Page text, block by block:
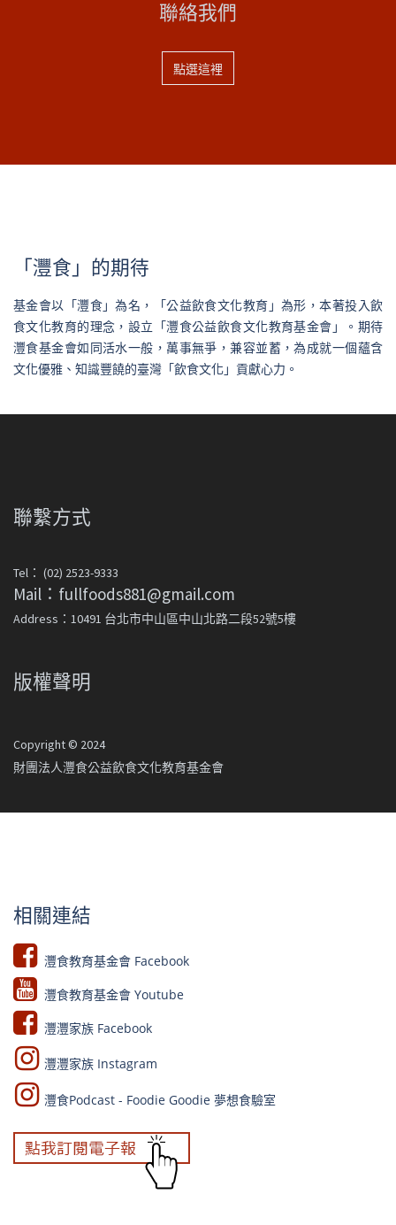
聯絡我們
點選這裡
「灃食」的期待
基金會以「灃食」為名，「公益飲食文化教育」為形，本著投入飲
食文化教育的理念，設立「灃食公益飲食文化教育基金會」。期待
灃食基金會如同活水一般，萬事無爭，兼容並蓄，為成就一個蘊含
文化優雅、知識豐饒的臺灣「飲食文化」貢獻心力。
聯繫方式
Tel： (02) 2523-9333
Mail：fullfoods881@gmail.com
Address：10491 台北市中山區中山北路二段52號5樓
版權聲明
Copyright © 2024
財團法人灃食公益飲食文化教育基金會
相關連結
灃食教育基金會 Facebook​
灃食教育基金會 Youtube​​
灃灃家族 Facebook
灃灃家族 Instagram
灃食Podcast - Foodie Goodie 夢想食驗室​